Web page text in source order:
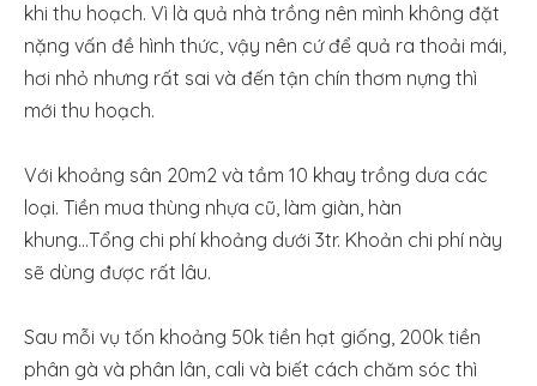
khi thu hoạch. Vì là quả nhà trồng nên mình không đặt
nặng vấn đề hình thức, vậy nên cứ để quả ra thoải mái,
hơi nhỏ nhưng rất sai và đến tận chín thơm nựng thì
mới thu hoạch.
Với khoảng sân 20m2 và tầm 10 khay trồng dưa các
loại. Tiền mua thùng nhựa cũ, làm giàn, hàn
khung...Tổng chi phí khoảng dưới 3tr. Khoản chi phí này
sẽ dùng được rất lâu.
Sau mỗi vụ tốn khoảng 50k tiền hạt giống, 200k tiền
phân gà và phân lân, cali và biết cách chăm sóc thì